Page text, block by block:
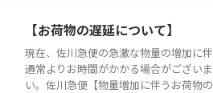
【お荷物の遅延について】
現在、佐川急便の急激な物量の増加に
通常よりお時間がかかる場合がござい
い。佐川急便【物量増加に伴うお荷物の